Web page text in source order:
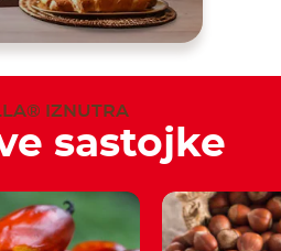
IZNUTRA
sastojke